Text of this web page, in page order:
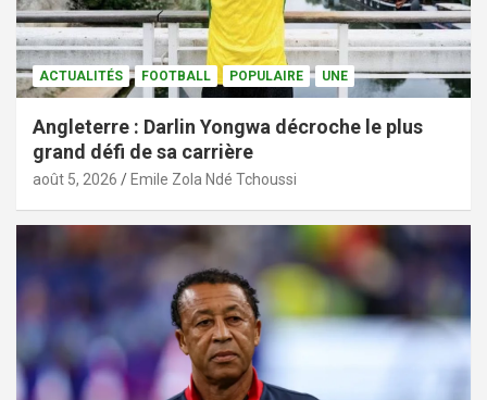
ACTUALITÉS FOOTBALL POPULAIRE UNE
Angleterre : Darlin Yongwa décroche le plus
grand défi de sa carrière
août 5, 2026 Emile Zola Ndé Tchoussi